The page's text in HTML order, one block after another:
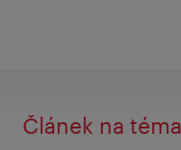
Článek na téma